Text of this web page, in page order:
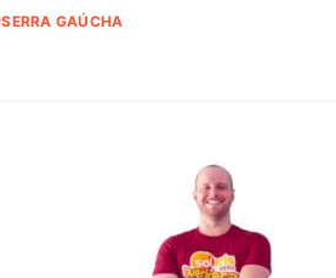
SERRA GAÚCHA